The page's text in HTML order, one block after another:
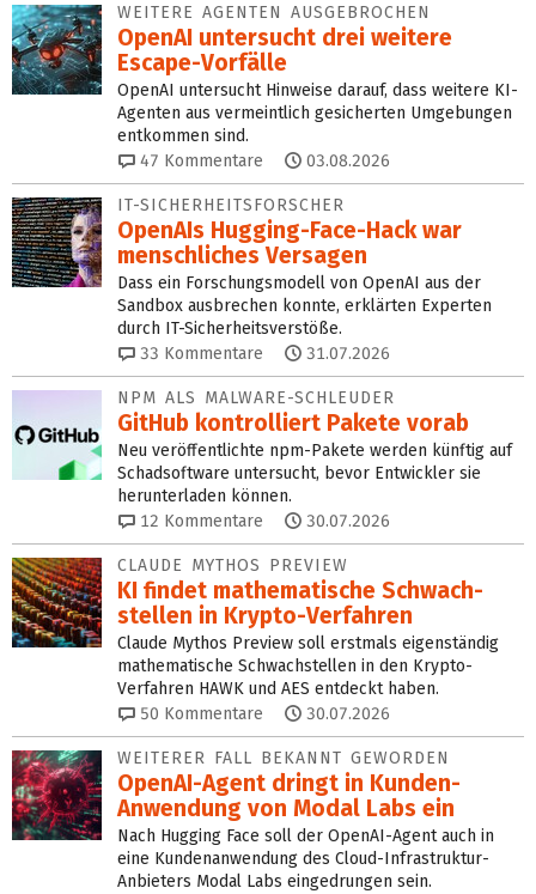
WEITERE AGENTEN AUSGEBROCHEN
OpenAI untersucht drei weitere
Escape-Vorfälle
OpenAI untersucht Hinweise darauf, dass weitere KI-
Agenten aus vermeintlich gesicherten Umgebungen
entkommen sind.
47 Kommentare 03.08.2026
IT-SICHERHEITSFORSCHER
OpenAIs Hugging-Face-Hack war
menschliches Versagen
Dass ein Forschungsmodell von OpenAI aus der
Sandbox ausbrechen konnte, erklärten Experten
durch IT-Sicherheitsverstöße.
33 Kommentare 31.07.2026
NPM ALS MALWARE-SCHLEUDER
GitHub kontrolliert Pakete vorab
Neu veröffentlichte npm-Pakete werden künftig auf
Schadsoftware untersucht, bevor Entwickler sie
herunterladen können.
12 Kommentare 30.07.2026
CLAUDE MYTHOS PREVIEW
KI findet mathe­mati­sche Schwach­
stellen in Krypto-Verfahren
Claude Mythos Preview soll erstmals eigenständig
mathematische Schwachstellen in den Krypto-
Verfahren HAWK und AES entdeckt haben.
50 Kommentare 30.07.2026
WEITERER FALL BEKANNT GEWORDEN
OpenAI-Agent dringt in Kun­den-
Anwendung von Modal Labs ein
Nach Hugging Face soll der OpenAI-Agent auch in
eine Kundenanwendung des Cloud-Infrastruktur-
Anbieters Modal Labs eingedrungen sein.